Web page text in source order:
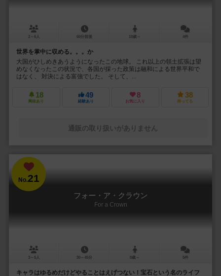
2～6人 60分前後 10歳～ 4件
世界を掌中に収める。。。か
大国がひしめきあうようになったこの地球。 これ以上の領土拡張は望
めなくなったこの状況で、各国が採った政策は融和による世界平和で
はなく、 対決による富強でした。 そして、...
18
興味あり
49
経験あり
8
お気に入り
38
持ってる
通販の取り扱いがありません
No.21
フォー・ア・クラウン
For a Crown
3～5人 30～45分 8歳～ 5件
キャラはゆるめだけどやることはえげつない！宝石という名のライフ